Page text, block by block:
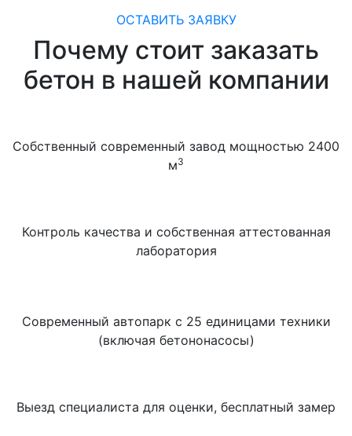
ОСТАВИТЬ ЗАЯВКУ
Почему стоит заказать
бетон в нашей компании
Собственный современный завод мощностью 2400
м3
Контроль качества и собственная аттестованная
лаборатория
Современный автопарк с 25 единицами техники
(включая бетононасосы)
Выезд специалиста для оценки, бесплатный замер